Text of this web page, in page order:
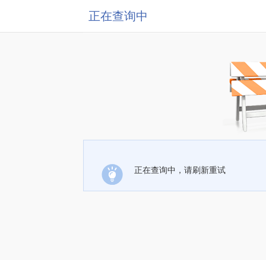
正在查询中
正在查询中，请刷新重试